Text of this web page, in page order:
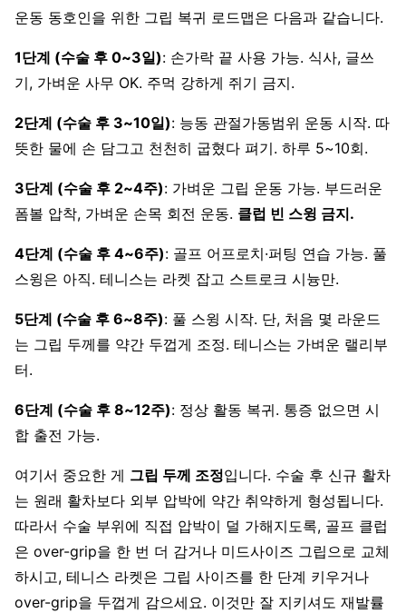
운동 동호인을 위한 그립 복귀 로드맵은 다음과 같습니다.
1단계 (수술 후 0~3일): 손가락 끝 사용 가능. 식사, 글쓰
기, 가벼운 사무 OK. 주먹 강하게 쥐기 금지.
2단계 (수술 후 3~10일): 능동 관절가동범위 운동 시작. 따
뜻한 물에 손 담그고 천천히 굽혔다 펴기. 하루 5~10회.
3단계 (수술 후 2~4주): 가벼운 그립 운동 가능. 부드러운
폼볼 압착, 가벼운 손목 회전 운동. 클럽 빈 스윙 금지.
4단계 (수술 후 4~6주): 골프 어프로치·퍼팅 연습 가능. 풀
스윙은 아직. 테니스는 라켓 잡고 스트로크 시늉만.
5단계 (수술 후 6~8주): 풀 스윙 시작. 단, 처음 몇 라운드
는 그립 두께를 약간 두껍게 조정. 테니스는 가벼운 랠리부
터.
6단계 (수술 후 8~12주): 정상 활동 복귀. 통증 없으면 시
합 출전 가능.
여기서 중요한 게 그립 두께 조정입니다. 수술 후 신규 활차
는 원래 활차보다 외부 압박에 약간 취약하게 형성됩니다.
따라서 수술 부위에 직접 압박이 덜 가해지도록, 골프 클럽
은 over-grip을 한 번 더 감거나 미드사이즈 그립으로 교체
하시고, 테니스 라켓은 그립 사이즈를 한 단계 키우거나
over-grip을 두껍게 감으세요. 이것만 잘 지키셔도 재발률